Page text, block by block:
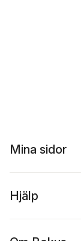
Mina sidor
Hjälp